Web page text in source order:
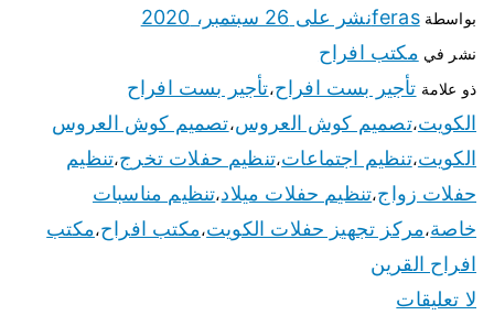
بواسطةferasنشر على 26 سبتمبر، 2020
نشر في مكتب افراح
ذو علامة تأجير بست افراح،تأجير بست افراح
الكويت،تصميم كوش العروس،تصميم كوش العروس
الكويت،تنظيم اجتماعات،تنظيم حفلات تخرج،تنظيم
حفلات زواج،تنظيم حفلات ميلاد،تنظيم مناسبات
خاصة،مركز تجهيز حفلات الكويت،مكتب افراح،مكتب
افراح القرين
لا تعليقات